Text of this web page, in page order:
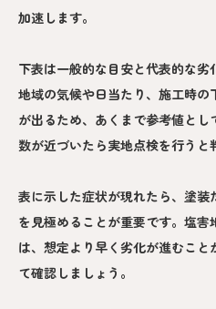
加速します。
下表は一般的な目安と代表的な劣
地域の気候や日当たり、施工時
が出るため、あくまで参考値と
数が近づいたら実地点検を行うと
表に示した症状が現れたら、塗
を見極めることが重要です。塩
は、想定より早く劣化が進むこ
て確認しましょう。